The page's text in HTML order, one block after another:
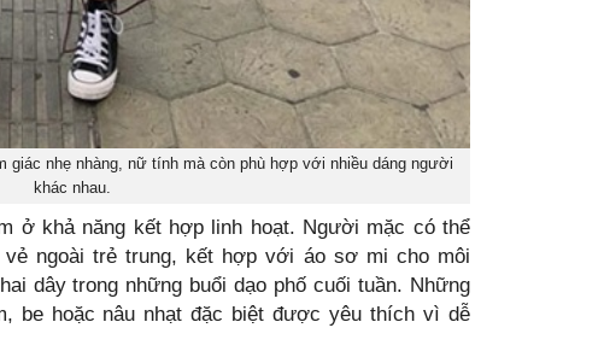
giác nhẹ nhàng, nữ tính mà còn phù hợp với nhiều dáng người
khác nhau.
ở khả năng kết hợp linh hoạt. Người mặc có thể
ngoài trẻ trung, kết hợp với áo sơ mi cho môi
dây trong những buổi dạo phố cuối tuần. Những
be hoặc nâu nhạt đặc biệt được yêu thích vì dễ